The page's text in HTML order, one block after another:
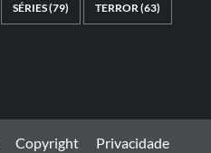
SÉRIES(79) TERROR(63)
Copyright
Privacidade